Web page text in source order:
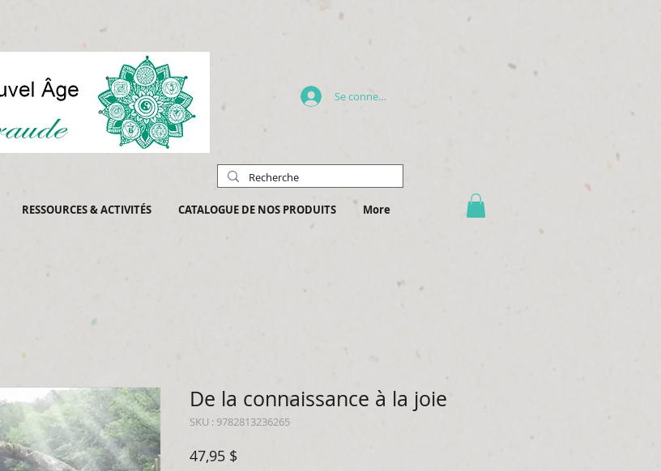
Se connecter
RESSOURCES & ACTIVITÉS CATALOGUE DE NOS PRODUITS More
De la connaissance à la joie
SKU : 9782813236265
47,95 $